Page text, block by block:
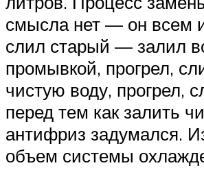
смысла нет — он всем
слил старый — залил
промывкой, прогрел,
чистую воду, прогрел,
перед тем как залить
антифриз задумался.
объем системы